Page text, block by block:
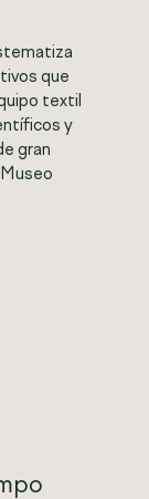
que
textil
y
gran